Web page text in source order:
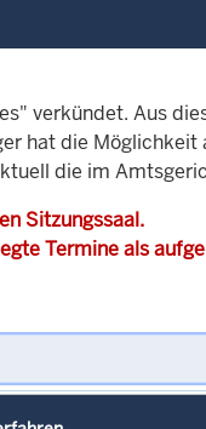
verkündet. Aus
hat die
die im
Sitzungssaal.
Termine als